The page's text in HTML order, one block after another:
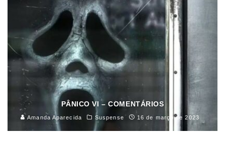
PÂNICO VI – COMENTÁRIOS
Amanda Aparecida Suspense 16 de março de 2023